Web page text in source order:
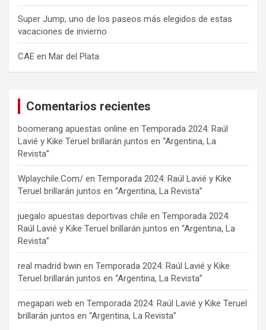
Super Jump, uno de los paseos más elegidos de estas
vacaciones de invierno
CAE en Mar del Plata
Comentarios recientes
boomerang apuestas online en Temporada 2024: Raúl
Lavié y Kike Teruel brillarán juntos en “Argentina, La
Revista”
Wplaychile.Com/ en Temporada 2024: Raúl Lavié y Kike
Teruel brillarán juntos en “Argentina, La Revista”
juegalo apuestas deportivas chile en Temporada 2024:
Raúl Lavié y Kike Teruel brillarán juntos en “Argentina, La
Revista”
real madrid bwin en Temporada 2024: Raúl Lavié y Kike
Teruel brillarán juntos en “Argentina, La Revista”
megapari web en Temporada 2024: Raúl Lavié y Kike Teruel
brillarán juntos en “Argentina, La Revista”